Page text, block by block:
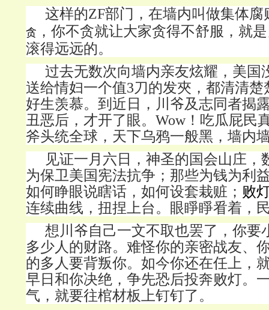
这样的ZF部门，在墙内叫做集体腐
贪 ，你不贪就让大家贪得不舒服，就
滚得远远的。
过去无数次向墙内亲友炫耀，美国
送给情妇一个值3刀的发夾，都清清
好生羡慕。到近日，川爷及志同者揭
丑恶后，才开了眼。Wow！吃瓜屁民
斧头统全球，天下乌鸦一般黑，墙内
见证一月六日，神圣的国会山庄，
为保卫美国宪法抗争；那些为钱为利
如何睁眼说瞎话，如何设套栽赃； 败
连续曲线，扭捏上台。眼睜睜㸔着，
想川爷自己一文不取也罢了，你要
多少人的财路。难怪你的亲密战友、
的多人要背叛你。如今你还在任上，
早日和你决绝，争先恐后投奔败灯。
气，就要往棺材板上钉钉了。